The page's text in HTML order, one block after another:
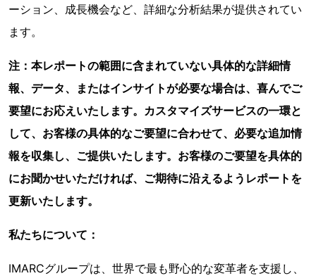
ーション、成長機会など、詳細な分析結果が提供されてい
ます。
注：本レポートの範囲に含まれていない具体的な詳細情
報、データ、またはインサイトが必要な場合は、喜んでご
要望にお応えいたします。カスタマイズサービスの一環と
して、お客様の具体的なご要望に合わせて、必要な追加情
報を収集し、ご提供いたします。お客様のご要望を具体的
にお聞かせいただければ、ご期待に沿えるようレポートを
更新いたします。
私たちについて：
IMARCグループは、世界で最も野心的な変革者を支援し、